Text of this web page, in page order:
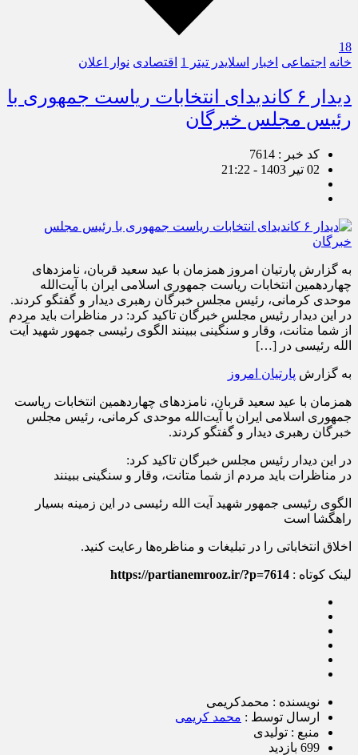
18
خانه اجتماعی اخبار اسلایدر تیتر 1 اقتصادی نوار اعلان
دیدار ۶ کاندیدای انتخابات ریاست جمهوری با
رئیس مجلس خبرگان
کد خبر : 7614
02 تیر 1403 - 21:22
به گزارش پارتیان امروز همزمان با عید سعید قربان، نامزدهای
چهاردهمین انتخابات ریاست جمهوری اسلامی ایران با آیت‌الله
موحدی کرمانی، رئیس مجلس خبرگان رهبری دیدار و گفتگو کردند.
در این دیدار رئیس مجلس خبرگان تاکید کرد: در مناظرات باید مردم
از شما متانت، وقار و سنگینی ببینند الگوی رئیسی جمهور شهید آیت
الله رئیسی در […]
به گزارش پارتیان امروز
همزمان با عید سعید قربان، نامزدهای چهاردهمین انتخابات ریاست
جمهوری اسلامی ایران با آیت‌الله موحدی کرمانی، رئیس مجلس
خبرگان رهبری دیدار و گفتگو کردند.
در این دیدار رئیس مجلس خبرگان تاکید کرد:
در مناظرات باید مردم از شما متانت، وقار و سنگینی ببینند
الگوی رئیسی جمهور شهید آیت الله رئیسی در این زمینه بسیار
راهگشا است
اخلاق انتخاباتی را در تبلیغات و مناظره‌ها رعایت کنید.
لینک کوتاه : https://partianemrooz.ir/?p=7614
نویسنده : محمدکریمی
ارسال توسط : محمد کریمی
منبع : تولیدی
699 بازدید